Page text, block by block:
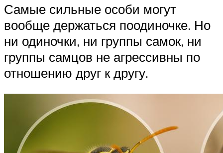
Самые сильные особи могут
вообще держаться поодиночке. Но
ни одиночки, ни группы самок, ни
группы самцов не агрессивны по
отношению друг к другу.